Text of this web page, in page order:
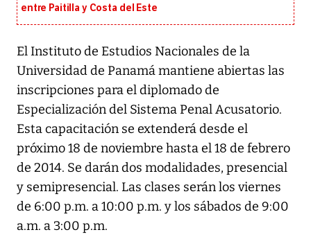
entre Paitilla y Costa del Este
El Instituto de Estudios Nacionales de la
Universidad de Panamá mantiene abiertas las
inscripciones para el diplomado de
Especialización del Sistema Penal Acusatorio.
Esta capacitación se extenderá desde el
próximo 18 de noviembre hasta el 18 de febrero
de 2014. Se darán dos modalidades, presencial
y semipresencial. Las clases serán los viernes
de 6:00 p.m. a 10:00 p.m. y los sábados de 9:00
a.m. a 3:00 p.m.